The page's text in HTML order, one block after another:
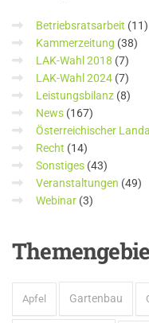
Betriebsratsarbeit (11)
Kammerzeitung (38)
LAK-Wahl 2018 (7)
LAK-Wahl 2024 (7)
Leistungsbilanz (8)
News (167)
Österreichischer
Recht (14)
Sonstiges (43)
Veranstaltungen (49)
Webinar (3)
Apfel Gartenbau